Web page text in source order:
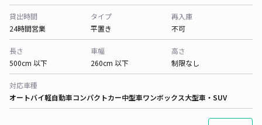
貸出時間
24時間営業
タイプ
平置き
再入庫
不可
長さ
500cm 以下
車幅
260cm 以下
高さ
制限なし
対応車種
オートバイ軽自動車コンパクトカー中型車ワンボックス大型車・SUV